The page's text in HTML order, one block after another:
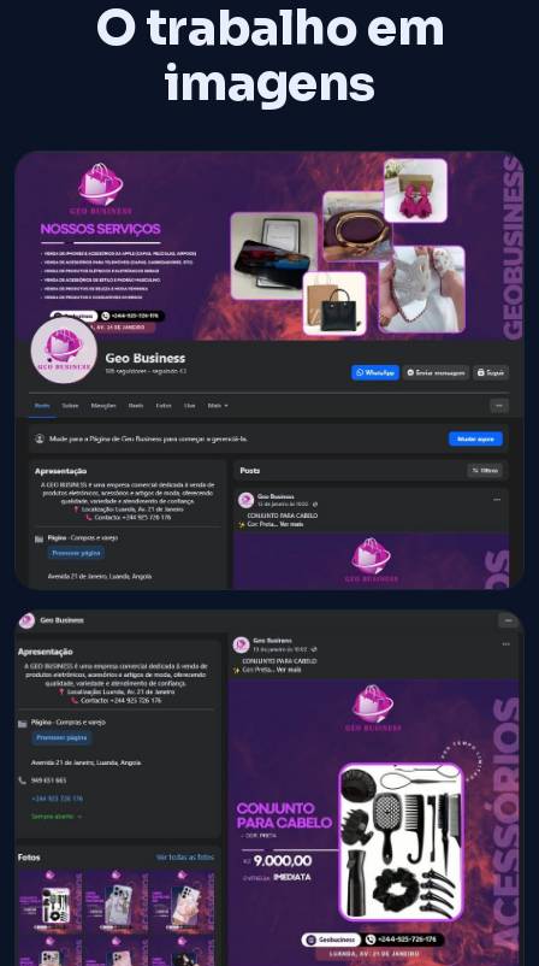
O trabalho em
imagens